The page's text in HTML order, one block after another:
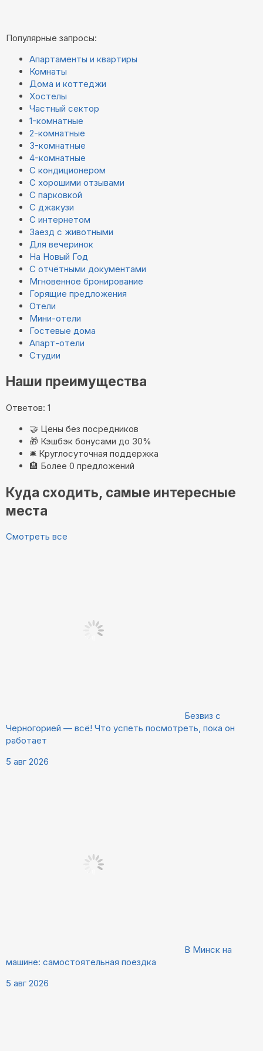
Популярные запросы:
Апартаменты и квартиры
Комнаты
Дома и коттеджи
Хостелы
Частный сектор
1-комнатные
2-комнатные
3-комнатные
4-комнатные
С кондиционером
С хорошими отзывами
С парковкой
С джакузи
С интернетом
Заезд с животными
Для вечеринок
На Новый Год
С отчётными документами
Мгновенное бронирование
Горящие предложения
Отели
Мини-отели
Гостевые дома
Апарт-отели
Студии
Наши преимущества
Ответов: 1
🤝 Цены без посредников
🎁 Кэшбэк бонусами до 30%
🛎️ Круглосуточная поддержка
🏨 Более 0 предложений
Куда сходить, самые интересные
места
Смотреть все
Безвиз с
Черногорией — всё! Что успеть посмотреть, пока он
работает
5 авг 2026
В Минск на
машине: самостоятельная поездка
5 авг 2026